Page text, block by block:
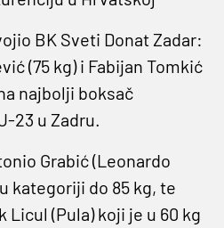
BK Sveti Donat Zadar:
(75 kg) i Fabijan Tomkić
najbolji boksač
23 u Zadru.
Grabić (Leonardo
kategoriji do 85 kg, te
(Pula) koji je u 60 kg